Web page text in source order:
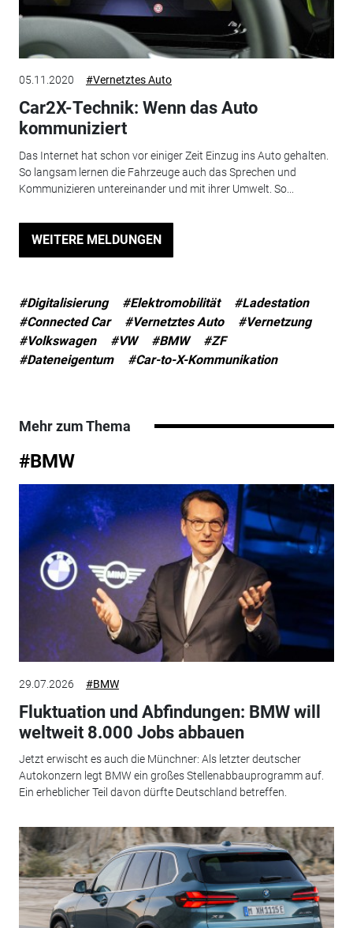
05.11.2020 #Vernetztes Auto
Car2X-Technik: Wenn das Auto
kommuniziert
Das Internet hat schon vor einiger Zeit Einzug ins Auto gehalten.
So langsam lernen die Fahrzeuge auch das Sprechen und
Kommunizieren untereinander und mit ihrer Umwelt. So...
WEITERE MELDUNGEN
#Digitalisierung #Elektromobilität
#Ladestation
#Connected Car
#Vernetztes Auto
#Vernetzung
#Volkswagen
#VW #BMW
#ZF
#Dateneigentum
#Car-to-X-Kommunikation
Mehr zum Thema
#BMW
29.07.2026 #BMW
Fluktuation und Abfindungen: BMW will
weltweit 8.000 Jobs abbauen
Jetzt erwischt es auch die Münchner: Als letzter deutscher
Autokonzern legt BMW ein großes Stellenabbauprogramm auf.
Ein erheblicher Teil davon dürfte Deutschland betreffen.